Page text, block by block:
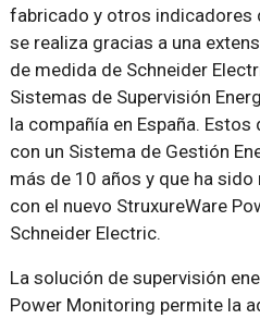
fabricado y otros indicadores
se realiza gracias a una
de medida de Schneider
Sistemas de Supervisión
la compañía en España.
con un Sistema de Gestión
más de 10 años y que ha
con el nuevo StruxureWare
Schneider Electric.
La solución de supervisión
Power Monitoring permite la